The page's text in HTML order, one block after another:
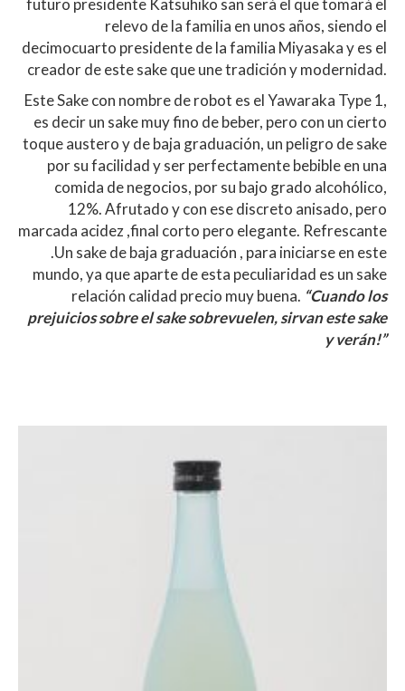
futuro presidente Katsuhiko san será el que tomará el
relevo de la familia en unos años, siendo el
decimocuarto presidente de la familia Miyasaka y es el
creador de este sake que une tradición y modernidad.
Este Sake con nombre de robot es el Yawaraka Type 1,
es decir un sake muy fino de beber, pero con un cierto
toque austero y de baja graduación, un peligro de sake
por su facilidad y ser perfectamente bebible en una
comida de negocios, por su bajo grado alcohólico,
12%. Afrutado y con ese discreto anisado, pero
marcada acidez ,final corto pero elegante. Refrescante
.Un sake de baja graduación , para iniciarse en este
mundo, ya que aparte de esta peculiaridad es un sake
relación calidad precio muy buena. “Cuando los
prejuicios sobre el sake sobrevuelen, sirvan este sake
y verán!”